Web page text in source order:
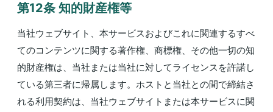
第12条 知的財産権等
当社ウェブサイト、本サービスおよびこれに関連するすべ
てのコンテンツに関する著作権、商標権、その他一切の知
的財産権は、当社または当社に対してライセンスを許諾し
ている第三者に帰属します。ホストと当社との間で締結さ
れる利用契約は、当社ウェブサイトまたは本サービスに関